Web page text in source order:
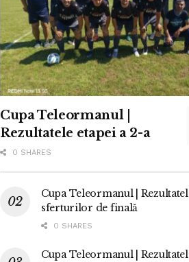
Cupa Teleormanul |
Rezultatele etapei a 2-a
0 SHARES
Cupa Teleormanul |
sferturilor de finală
0 SHARES
Cupa Teleormanul |